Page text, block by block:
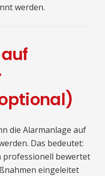
werden.
die Alarmanlage auf
Das bedeutet:
professionell bewertet
eingeleitet